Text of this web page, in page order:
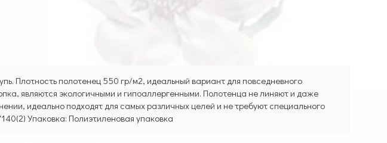
Плотность полотенец 550 гр/м2, идеальный вариант для повседневного
являются экологичными и гипоаллергенными. Полотенца не линяют и даже
идеально подходят для самых различных целей и не требуют специального
Упаковка: Полиэтиленовая упаковка